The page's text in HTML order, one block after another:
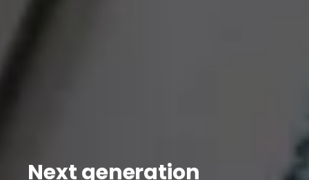
Next generation